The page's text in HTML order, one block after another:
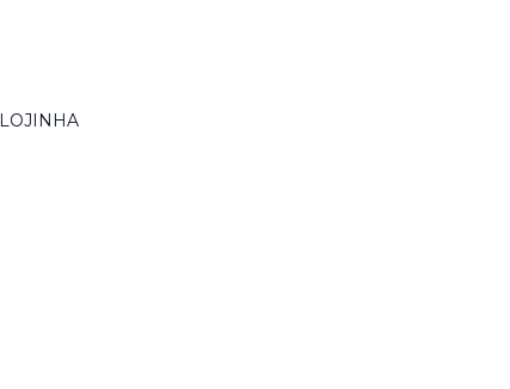
LOJINHA